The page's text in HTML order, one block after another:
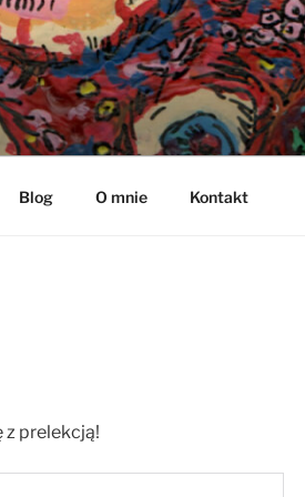
Blog O mnie Kontakt
z prelekcją!